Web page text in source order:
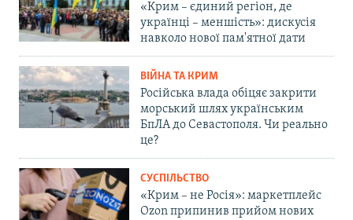
«Крим – єдиний регіон, де
українці – меншість»: дискусія
навколо нової пам'ятної дати
ВІЙНА ТА КРИМ
Російська влада обіцяє закрити
морський шлях українським
БпЛА до Севастополя. Чи реально
це?
СУСПІЛЬСТВО
«Крим – не Росія»: маркетплейс
Ozon припинив прийом нових